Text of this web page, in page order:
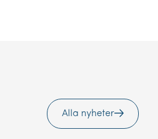
Alla nyheter